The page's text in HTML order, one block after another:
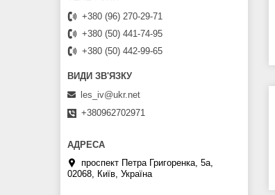
+380 (96) 270-29-71
+380 (50) 441-74-95
+380 (50) 442-99-65
les_iv@ukr.net
+380962702971
проспект Петра Григоренка, 5а,
02068, Київ, Україна